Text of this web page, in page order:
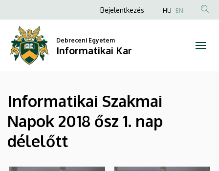
Informatikai
Kar
a
tartalomra
Anonim
fiók
menüje
Bejelentkezés HU EN
Debreceni Egyetem
Informatikai Kar
Informatikai Szakmai
Napok 2018 ősz 1. nap
délelőtt